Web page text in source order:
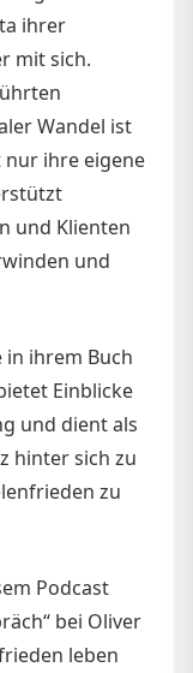
ihrer
mit sich.
Wandel ist
nur ihre eigene
und Klienten
und
ihrem Buch
Einblicke
und dient als
hinter sich zu
zu
Podcast
bei Oliver
leben